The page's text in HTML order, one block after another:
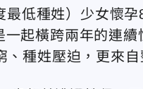
低種姓）少女懷
起橫跨兩年的連
種姓壓迫，更來自